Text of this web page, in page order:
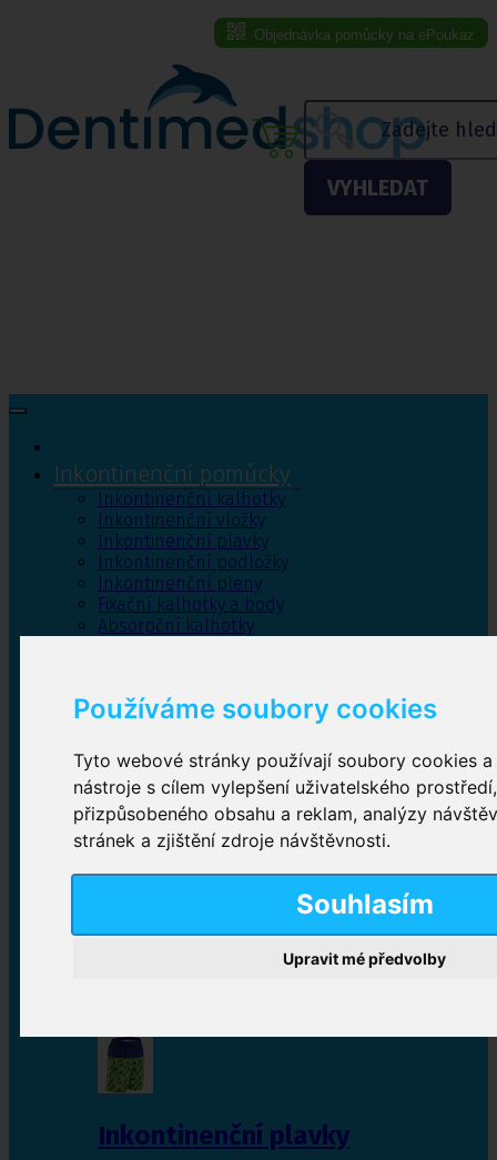
Používáme soubory cookies
Tyto webové stránky používají soubory cookies
nástroje s cílem vylepšení uživatelského
přizpůsobeného obsahu a reklam, analýzy
stránek a zjištění zdroje návštěvnosti.
Souhlasím
Upravit mé předvolby
Objednávka pomůcky na ePoukaz
VYHLEDAT
Inkontinenční pomůcky
Inkontinenční kalhotky
Inkontinenční vložky
Inkontinenční plavky
Inkontinenční podložky
Inkontinenční pleny
Fixační kalhotky a body
Absorpční kalhotky
Inkontinenční kalhotky
Plenkové kalhotky navlékací,Plenkové kalhotky
zalepovací,Inkontinenční kalhotky dámské
Inkontinenční vložky
Inkontinenční plavky